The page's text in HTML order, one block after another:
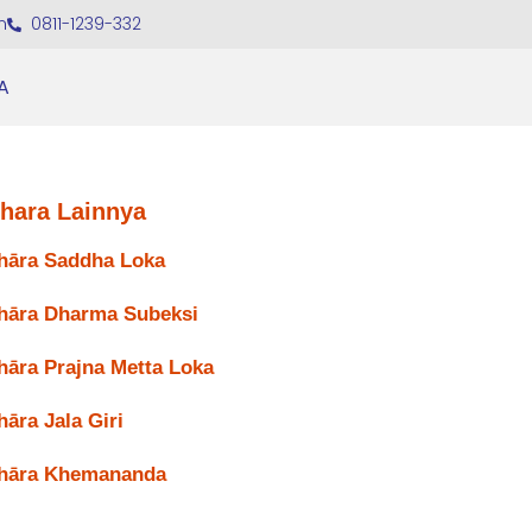
0811-1239-332
Lainnya
Saddha Loka
Dharma Subeksi
Prajna Metta Loka
Jala Giri
Khemananda